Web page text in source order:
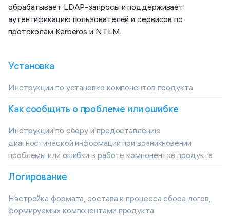
обрабатывает LDAP-запросы и поддерживает
аутентификацию пользователей и сервисов по
протоколам Kerberos и NTLM.
Установка
Инструкции по установке компонентов продукта
Как сообщить о проблеме или ошибке
Инструкции по сбору и предоставлению
диагностической информации при возникновении
проблемы или ошибки в работе компонентов продукта
Логирование
Настройка формата, состава и процесса сбора логов,
формируемых компонентами продукта